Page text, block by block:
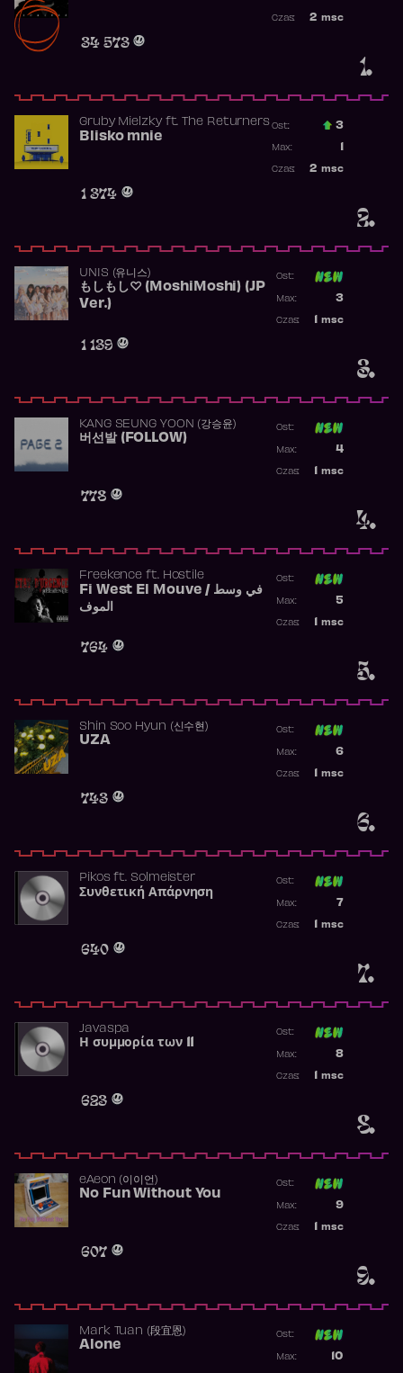
1.
34 573
2 msc
Czas:
2.
Gruby Mielzkyft. The Returners
Blisko mnie
1 374
Ost.: 3
Max:
2 msc
Czas:
3.
UNIS (유니스)
もしもし♡ (MoshiMoshi) (JP
Ver.)
1 139
Ost:
3
Max:
msc
Czas:
4.
KANG SEUNG YOON (강승윤)
버선발 (FOLLOW)
778
Ost:
4
Max:
msc
Czas:
5.
Freekence ft. Hostile
Fi West El Mouve / في وسط
الموف
764
Ost:
5
Max:
msc
Czas:
6.
Shin Soo Hyun (신수현)
UZA
743
Ost:
6
Max:
msc
Czas:
7.
Pikosft. Solmeister
Συνθετική Απάρνηση
640
Ost:
7
Max:
msc
Czas:
8.
Javaspa
Η συμμορία των 11
623
Ost:
8
Max:
msc
Czas:
9.
​eAeon (이이언)
No Fun Without You
607
Ost:
9
Max:
msc
Czas:
Mark Tuan (段宜恩)
Alone
Ost:
10
Max: